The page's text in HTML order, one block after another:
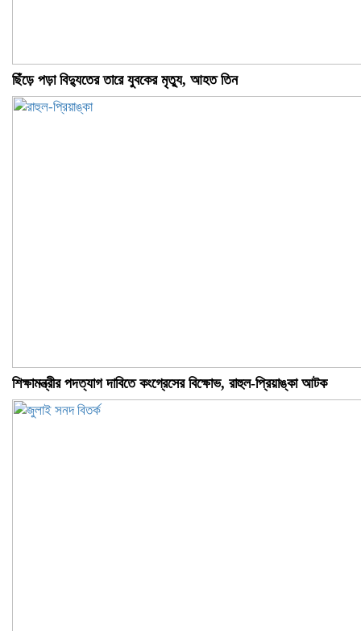
ছিঁড়ে পড়া বিদ্যুতের তারে যুবকের মৃত্যু, আহত তিন
শিক্ষামন্ত্রীর পদত্যাগ দাবিতে কংগ্রেসের বিক্ষোভ, রাহুল-প্রিয়াঙ্কা আটক